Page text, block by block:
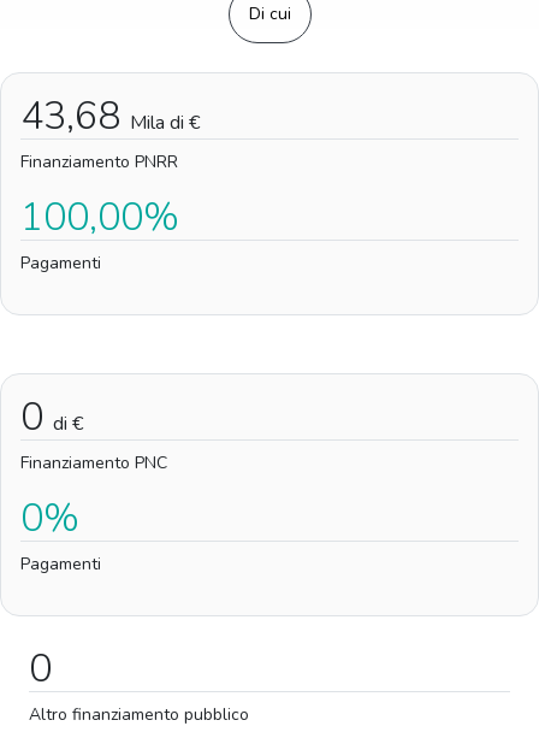
Di cui
43,68 Mila di €
Finanziamento PNRR
100,00%
Pagamenti
0 di €
Finanziamento PNC
0%
Pagamenti
0
Altro finanziamento pubblico